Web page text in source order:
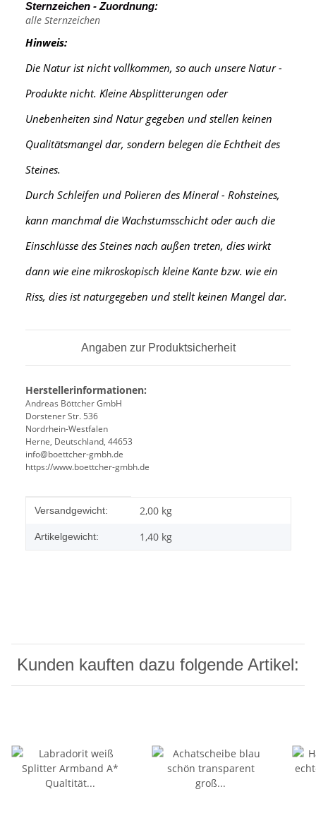
Sternzeichen - Zuordnung:
alle Sternzeichen
Hinweis:
Die Natur ist nicht vollkommen, so auch unsere Natur -
Produkte nicht. Kleine Absplitterungen oder
Unebenheiten sind Natur gegeben und stellen keinen
Qualitätsmangel dar, sondern belegen die Echtheit des
Steines.
Durch Schleifen und Polieren des Mineral - Rohsteines,
kann manchmal die Wachstumsschicht oder auch die
Einschlüsse des Steines nach außen treten, dies wirkt
dann wie eine mikroskopisch kleine Kante bzw. wie ein
Riss, dies ist naturgegeben und stellt keinen Mangel dar.
Angaben zur Produktsicherheit
Herstellerinformationen:
Andreas Böttcher GmbH
Dorstener Str. 536
Nordrhein-Westfalen
Herne, Deutschland, 44653
info@boettcher-gmbh.de
https://www.boettcher-gmbh.de
Produkteigenschaft
Wert
Versandgewicht: 2,00 kg
Artikelgewicht: 1,40 kg
Kunden kauften dazu folgende Artikel: